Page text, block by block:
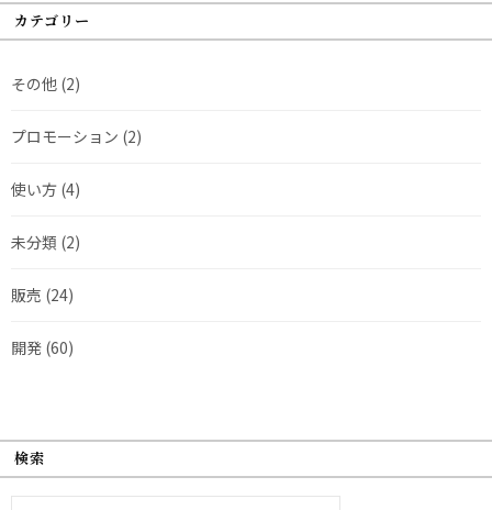
カテゴリー
その他 (2)
プロモーション (2)
使い方 (4)
未分類 (2)
販売 (24)
開発 (60)
検索